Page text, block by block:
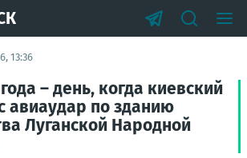
13:36
– день, когда киевский
авиаудар по зданию
Луганской Народной